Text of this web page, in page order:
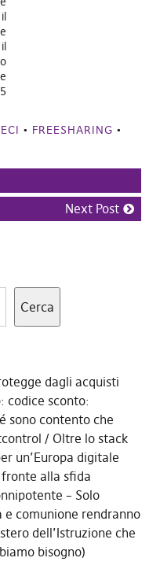
ECI • FREESHARING •
Next Post
Cerca
dagli acquisti
codice sconto:
sono contento che
Oltre lo stack
un’Europa digitale
fronte alla sfida
– Solo
comunione rendranno
dell’Istruzione che
bisogno)